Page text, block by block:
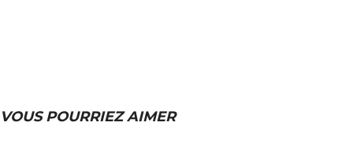
VOUS POURRIEZ AIMER